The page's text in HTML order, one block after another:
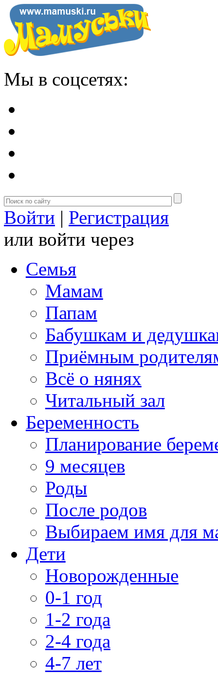
Мы в соцсетях:
Войти | Регистрация
или войти через
Семья
Мамам
Папам
Бабушкам и
Приёмным
Всё о нянях
Читальный зал
Беременность
Планирование
9 месяцев
Роды
После родов
Выбираем имя для
Дети
Новорожденные
0-1 год
1-2 года
2-4 года
4-7 лет